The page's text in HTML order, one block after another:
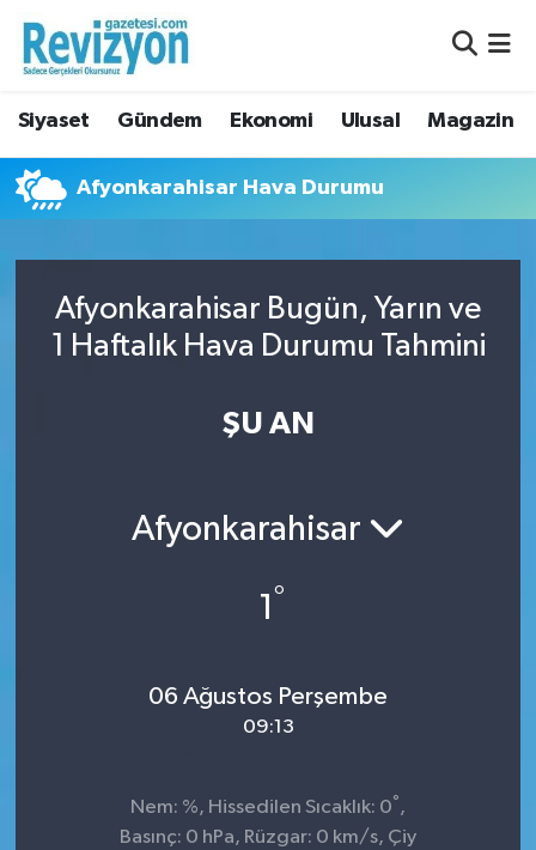
Siyaset Gündem Ekonomi Ulusal Magazin
Afyonkarahisar Hava Durumu
Afyonkarahisar Bugün, Yarın ve
1 Haftalık Hava Durumu Tahmini
ŞU AN
Afyonkarahisar
1 °
06 Ağustos Perşembe
09:13
Nem: %, Hissedilen Sıcaklık: 0° ,
Basınç: 0 hPa, Rüzgar: 0 km/s, Çiy
Süper Lig Puan Durumu ve Fikstür
Haber Arşivi